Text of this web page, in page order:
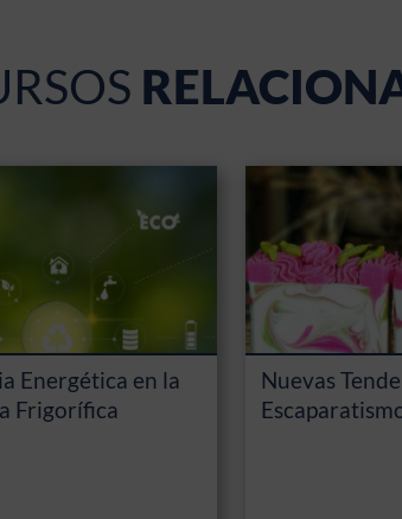
Energética en la
Frigorífica
Nuevas